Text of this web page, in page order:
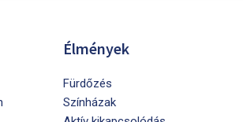
Élmények
Fürdőzés
Színházak